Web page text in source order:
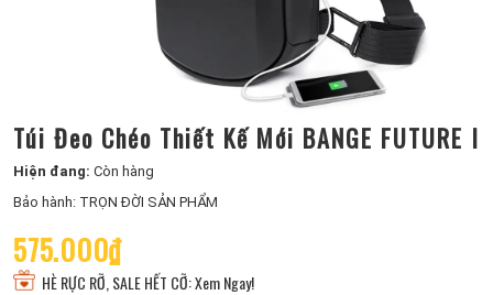
Túi Đeo Chéo Thiết Kế Mới BANGE FUTURE I
Hiện đang: Còn hàng
Bảo hành: TRỌN ĐỜI SẢN PHẨM
575.000₫
HÈ RỰC RỠ, SALE HẾT CỠ: Xem Ngay!